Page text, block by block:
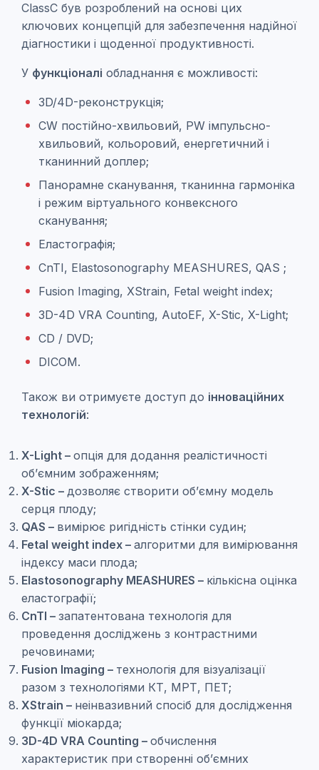
ClassC був розроблений на основі цих
ключових концепцій для забезпечення надійної
діагностики і щоденної продуктивності.
У функціоналі обладнання є можливості:
3D/4D-реконструкція;
CW постійно-хвильовий, PW імпульсно-
хвильовий, кольоровий, енергетичний і
тканинний доплер;
Панорамне сканування, тканинна гармоніка
і режим віртуального конвексного
сканування;
Еластографія;
CnTI, Elastosonography MEASHURES, QAS ;
Fusion Imaging, XStrain, Fetal weight index;
3D-4D VRA Counting, AutoEF, X-Stic, X-Light;
CD / DVD;
DICOM.
Також ви отримуєте доступ до інноваційних
технологій:
X-Light – опція для додання реалістичності
об’ємним зображенням;
X-Stic – дозволяє створити об’ємну модель
серця плоду;
QAS – вимірює ригідність стінки судин;
Fetal weight index – алгоритми для вимірювання
індексу маси плода;
Elastosonography MEASHURES – кількісна оцінка
еластографії;
CnTI – запатентована технологія для
проведення досліджень з контрастними
речовинами;
Fusion Imaging – технологія для візуалізації
разом з технологіями КТ, МРТ, ПЕТ;
XStrain – неінвазивний спосіб для дослідження
функції міокарда;
3D-4D VRA Counting – обчислення
характеристик при створенні об’ємних